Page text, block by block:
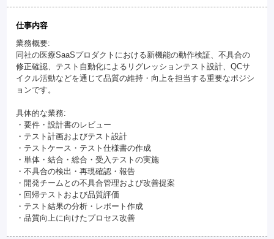
仕事内容
業務概要:
同社の医療SaaSプロダクトにおける新機能の動作検証、不具合の
修正確認、テスト自動化によるリグレッションテスト設計、QCサ
イクル活動などを通じて品質の維持・向上を担当する重要なポジシ
ョンです。
具体的な業務:
・要件・設計書のレビュー
・テスト計画およびテスト設計
・テストケース・テスト仕様書の作成
・単体・結合・総合・受入テストの実施
・不具合の検出・再現確認・報告
・開発チームとの不具合管理および改善提案
・回帰テストおよび品質評価
・テスト結果の分析・レポート作成
・品質向上に向けたプロセス改善